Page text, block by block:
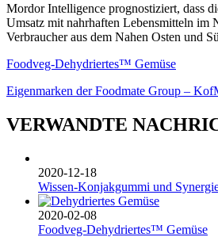
Mordor Intelligence prognostiziert, dass
Umsatz mit nahrhaften Lebensmitteln im
Verbraucher aus dem Nahen Osten und
Foodveg-Dehydriertes™ Gemüse
Eigenmarken der Foodmate Group –
VERWANDTE
2020-12-18
Wissen-Konjakgummi und
2020-02-08
Foodveg-Dehydriertes™ Gemüse